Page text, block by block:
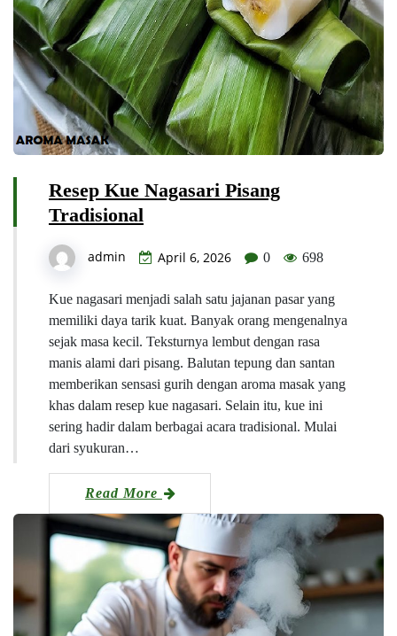
Resep Kue Nagasari Pisang
Tradisional
admin April 6, 2026 0 698
Kue nagasari menjadi salah satu jajanan pasar yang
memiliki daya tarik kuat. Banyak orang mengenalnya
sejak masa kecil. Teksturnya lembut dengan rasa
manis alami dari pisang. Balutan tepung dan santan
memberikan sensasi gurih dengan aroma masak yang
khas dalam resep kue nagasari. Selain itu, kue ini
sering hadir dalam berbagai acara tradisional. Mulai
dari syukuran…
Read More